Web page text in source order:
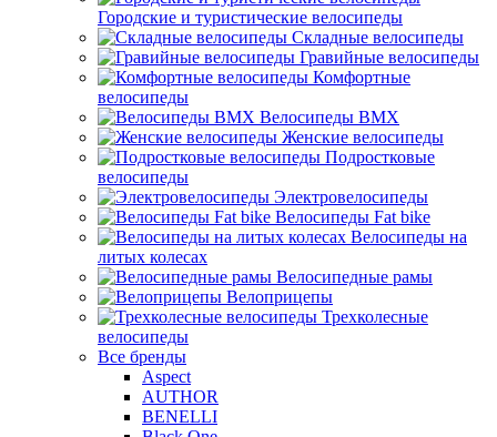
Городские и туристические велосипеды
Складные велосипеды
Гравийные велосипеды
Комфортные
велосипеды
Велосипеды BMX
Женские велосипеды
Подростковые
велосипеды
Электровелосипеды
Велосипеды Fat bike
Велосипеды на
литых колесах
Велосипедные рамы
Велоприцепы
Трехколесные
велосипеды
Все бренды
Aspect
AUTHOR
BENELLI